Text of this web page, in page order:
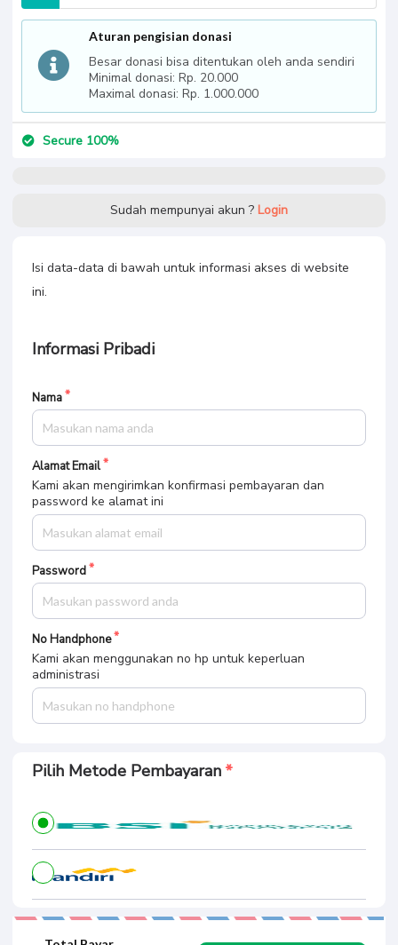
Aturan pengisian donasi
Besar donasi bisa ditentukan oleh anda sendiri
Minimal donasi: Rp. 20.000
Maximal donasi: Rp. 1.000.000
Secure 100%
Sudah mempunyai akun ? Login
Isi data-data di bawah untuk informasi akses di website
ini.
Informasi Pribadi
Nama
Alamat Email
Kami akan mengirimkan konfirmasi pembayaran dan
password ke alamat ini
Password
No Handphone
Kami akan menggunakan no hp untuk keperluan
administrasi
Pilih Metode Pembayaran